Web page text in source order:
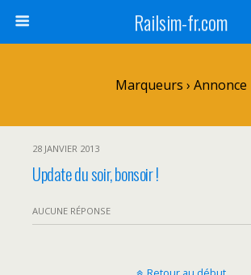
Railsim-fr.com
Marqueurs › Annonce
28 JANVIER 2013
Update du soir, bonsoir !
AUCUNE RÉPONSE